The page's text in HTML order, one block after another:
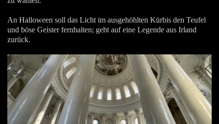
An Halloween soll das Licht im ausgehöhlten Kürbis den Teufel
und böse Geister fernhalten; geht auf eine Legende aus Irland
zurück.